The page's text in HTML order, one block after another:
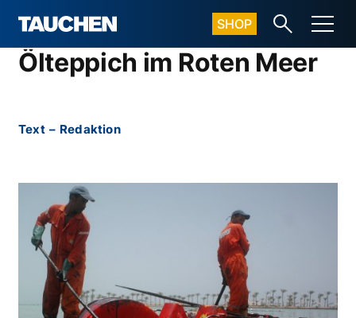
SHOP
Ölteppich im Roten Meer
Text – Redaktion